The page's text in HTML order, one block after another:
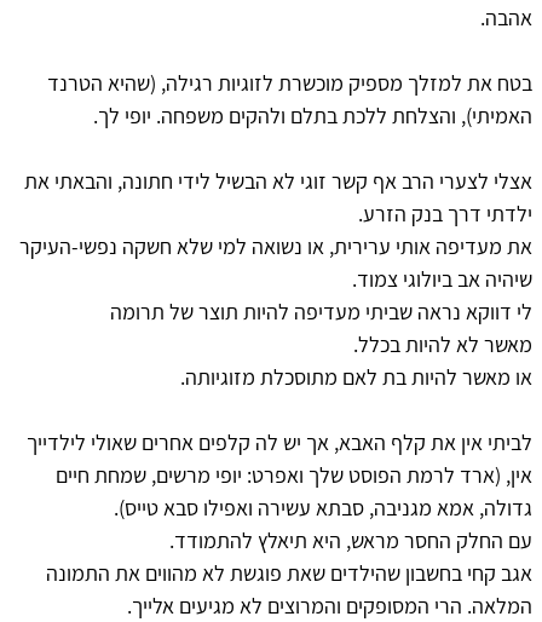
אהבה.
בטח את למזלך מספיק מוכשרת לזוגיות רגילה, (שהיא הטרנד
האמיתי), והצלחת ללכת בתלם ולהקים משפחה. יופי לך.
אצלי לצערי הרב אף קשר זוגי לא הבשיל לידי חתונה, והבאתי את
ילדתי דרך בנק הזרע.
את מעדיפה אותי ערירית, או נשואה למי שלא חשקה נפשי-העיקר
שיהיה אב ביולוגי צמוד.
לי דווקא נראה שביתי מעדיפה להיות תוצר של תרומה
מאשר לא להיות בכלל.
או מאשר להיות בת לאם מתוסכלת מזוגיותה.
לביתי אין את קלף האבא, אך יש לה קלפים אחרים שאולי לילדייך
אין, (ארד לרמת הפוסט שלך ואפרט: יופי מרשים, שמחת חיים
גדולה, אמא מגניבה, סבתא עשירה ואפילו סבא טייס).
עם החלק החסר מראש, היא תיאלץ להתמודד.
אגב קחי בחשבון שהילדים שאת פוגשת לא מהווים את התמונה
המלאה. הרי המסופקים והמרוצים לא מגיעים אלייך.